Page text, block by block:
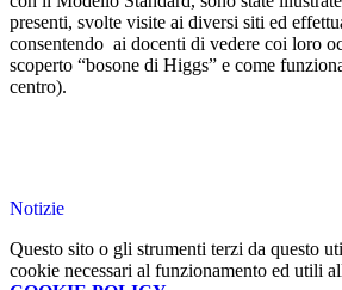
presenti, svolte visite ai diversi siti ed
consentendo ai docenti di vedere coi loro
scoperto “bosone di Higgs” e come
centro).
Notizie
Questo sito o gli strumenti terzi da questo
cookie necessari al funzionamento ed utili